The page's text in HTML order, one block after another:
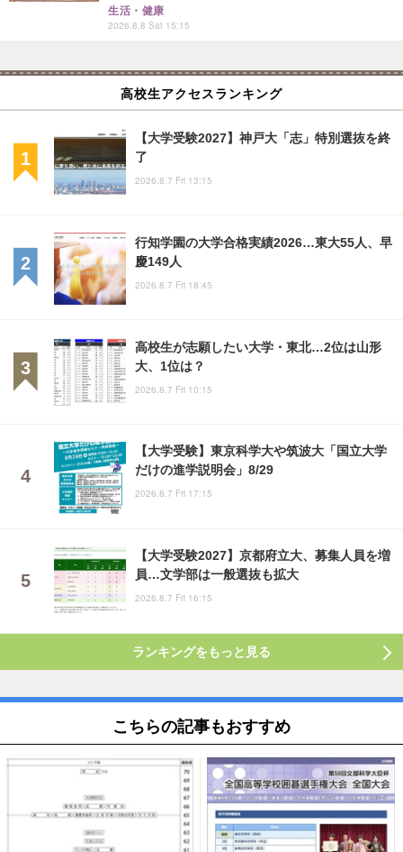
生活・健康
2026.8.8 Sat 15:15
高校生アクセスランキング
【大学受験2027】神戸大「志」特別選抜を終
了
2026.8.7 Fri 13:15
行知学園の大学合格実績2026…東大55人、早
慶149人
2026.8.7 Fri 18:45
高校生が志願したい大学・東北…2位は山形
大、1位は？
2026.8.7 Fri 10:15
【大学受験】東京科学大や筑波大「国立大学
だけの進学説明会」8/29
2026.8.7 Fri 17:15
【大学受験2027】京都府立大、募集人員を増
員…文学部は一般選抜も拡大
2026.8.7 Fri 16:15
ランキングをもっと見る
こちらの記事もおすすめ